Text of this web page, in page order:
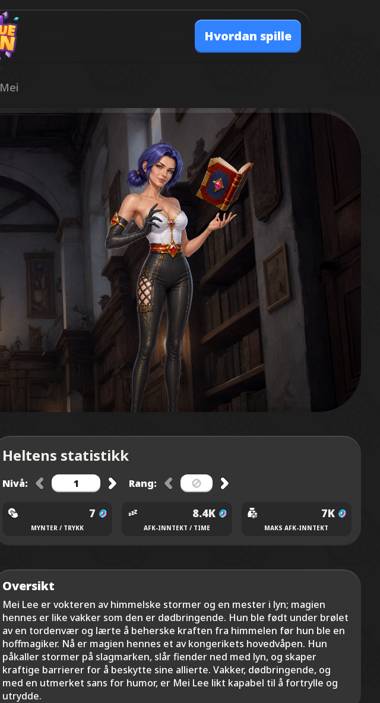
Hvordan spille
Mei
Heltens statistikk
Nivå: Rang:
7
MYNTER / TRYKK
8.4K
AFK-INNTEKT / TIME
7K
MAKS AFK-INNTEKT
Oversikt
Mei Lee er vokteren av himmelske stormer og en mester i lyn; magien
hennes er like vakker som den er dødbringende. Hun ble født under brølet
av en tordenvær og lærte å beherske kraften fra himmelen før hun ble en
hoffmagiker. Nå er magien hennes et av kongerikets hovedvåpen. Hun
påkaller stormer på slagmarken, slår fiender ned med lyn, og skaper
kraftige barrierer for å beskytte sine allierte. Vakker, dødbringende, og
med en utmerket sans for humor, er Mei Lee likt kapabel til å fortrylle og
utrydde.